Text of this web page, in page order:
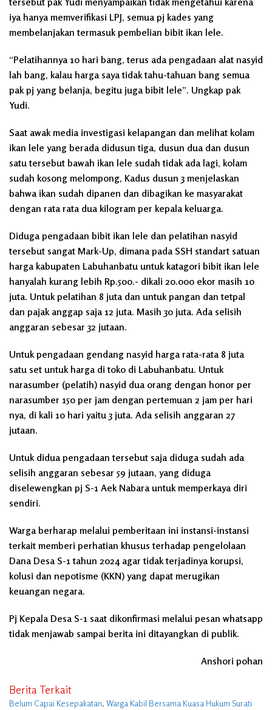
iya hanya memverifikasi LPJ, semua pj kades yang
membelanjakan termasuk pembelian bibit ikan lele.
“Pelatihannya 10 hari bang, terus ada pengadaan alat nasyid
lah bang, kalau harga saya tidak tahu-tahuan bang semua
pak pj yang belanja, begitu juga bibit lele”. Ungkap pak
Yudi.
Saat awak media investigasi kelapangan dan melihat kolam
ikan lele yang berada didusun tiga, dusun dua dan dusun
satu tersebut bawah ikan lele sudah tidak ada lagi, kolam
sudah kosong melompong, Kadus dusun 3 menjelaskan
bahwa ikan sudah dipanen dan dibagikan ke masyarakat
dengan rata rata dua kilogram per kepala keluarga.
Diduga pengadaan bibit ikan lele dan pelatihan nasyid
tersebut sangat Mark-Up, dimana pada SSH standart satuan
harga kabupaten Labuhanbatu untuk katagori bibit ikan lele
hanyalah kurang lebih Rp.500.- dikali 20.000 ekor masih 10
juta. Untuk pelatihan 8 juta dan untuk pangan dan tetpal
dan pajak anggap saja 12 juta. Masih 30 juta. Ada selisih
anggaran sebesar 32 jutaan.
Untuk pengadaan gendang nasyid harga rata-rata 8 juta
satu set untuk harga di toko di Labuhanbatu. Untuk
narasumber (pelatih) nasyid dua orang dengan honor per
narasumber 150 per jam dengan pertemuan 2 jam per hari
nya, di kali 10 hari yaitu 3 juta. Ada selisih anggaran 27
jutaan.
Untuk didua pengadaan tersebut saja diduga sudah ada
selisih anggaran sebesar 59 jutaan, yang diduga
diselewengkan pj S-1 Aek Nabara untuk memperkaya diri
sendiri.
Warga berharap melalui pemberitaan ini instansi-instansi
terkait memberi perhatian khusus terhadap pengelolaan
Dana Desa S-1 tahun 2024 agar tidak terjadinya korupsi,
kolusi dan nepotisme (KKN) yang dapat merugikan
keuangan negara.
Pj Kepala Desa S-1 saat dikonfirmasi melalui pesan whatsapp
tidak menjawab sampai berita ini ditayangkan di publik.
Anshori pohan
Berita Terkait
Belum Capai Kesepakatan, Warga Kabil Bersama Kuasa Hukum Surati